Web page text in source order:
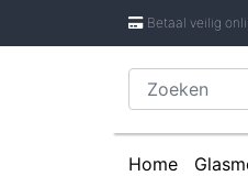
Betaal veilig
Home